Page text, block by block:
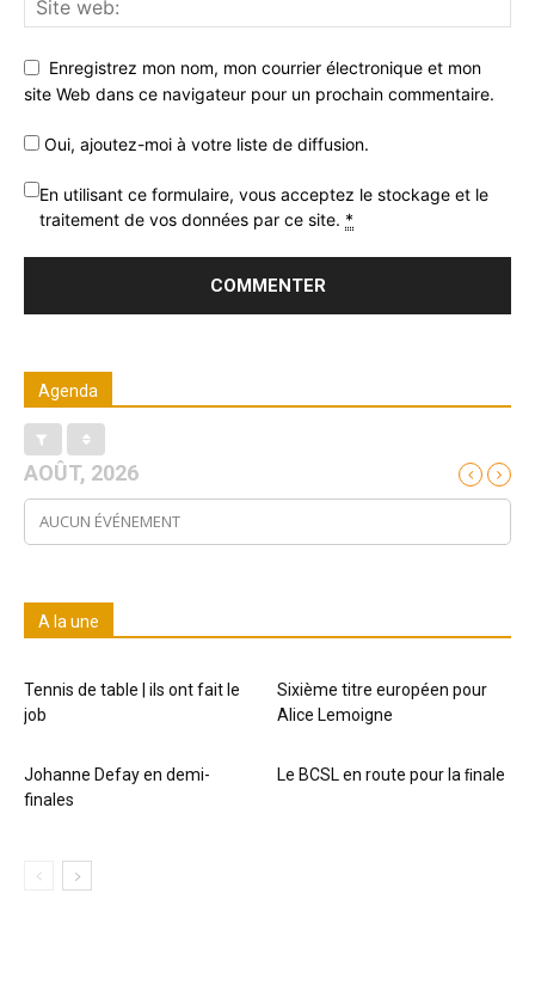
Enregistrez mon nom, mon courrier électronique et mon
site Web dans ce navigateur pour un prochain commentaire.
Oui, ajoutez-moi à votre liste de diffusion.
En utilisant ce formulaire, vous acceptez le stockage et le
traitement de vos données par ce site. *
Agenda
AOÛT, 2026
AUCUN ÉVÉNEMENT
A la une
Tennis de table | ils ont fait le
job
Sixième titre européen pour
Alice Lemoigne
Johanne Defay en demi-
finales
Le BCSL en route pour la ﬁnale